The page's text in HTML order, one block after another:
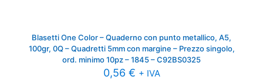
Blasetti One Color – Quaderno con punto metallico, A5,
100gr, 0Q – Quadretti 5mm con margine – Prezzo singolo,
ord. minimo 10pz – 1845 – C92BS0325
0,56 € + IVA